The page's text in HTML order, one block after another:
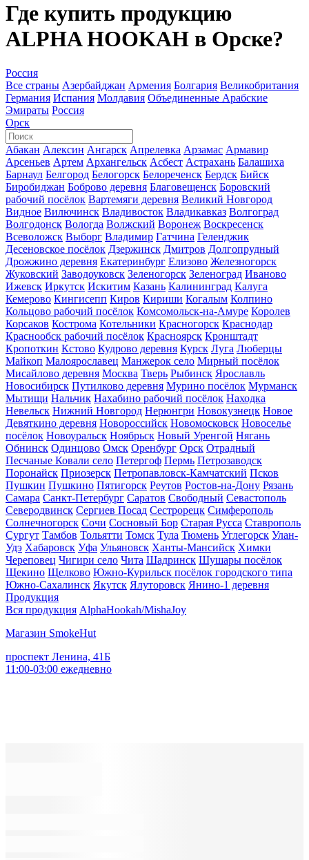
Где купить продукцию
ALPHA HOOKAH в Орске?
Россия
Все страны Азербайджан Армения Болгария Великобритания
Германия Испания Молдавия Объединенные Арабские
Эмираты Россия
Орск
Абакан Алексин Ангарск Апрелевка Арзамас Армавир
Арсеньев Артем Архангельск Асбест Астрахань Балашиха
Барнаул Белгород Белогорск Белореченск Бердск Бийск
Биробиджан Боброво деревня Благовещенск Боровский
рабочий посёлок Вартемяги деревня Великий Новгород
Видное Вилючинск Владивосток Владикавказ Волгоград
Волгодонск Вологда Волжский Воронеж Воскресенск
Всеволожск Выборг Владимир Гатчина Геленджик
Десеновское посёлок Дзержинск Дмитров Долгопрудный
Дрожжино деревня Екатеринбург Елизово Железногорск
Жуковский Заводоуковск Зеленогорск Зеленоград Иваново
Ижевск Иркутск Искитим Казань Калининград Калуга
Кемерово Кингисепп Киров Кириши Когалым Колпино
Кольцово рабочий посёлок Комсомольск-на-Амуре Королев
Корсаков Кострома Котельники Красногорск Краснодар
Краснообск рабочий посёлок Красноярск Кронштадт
Кропоткин Кстово Кудрово деревня Курск Луга Люберцы
Майкоп Малоярославец Манжерок село Мирный посёлок
Мисайлово деревня Москва Тверь Рыбинск Ярославль
Новосибирск Путилково деревня Мурино посёлок Мурманск
Мытищи Нальчик Нахабино рабочий посёлок Находка
Невельск Нижний Новгород Нерюнгри Новокузнецк Новое
Девяткино деревня Новороссийск Новомосковск Новоселье
посёлок Новоуральск Ноябрьск Новый Уренгой Нягань
Обнинск Одинцово Омск Оренбург Орск Отрадный
Песчаные Ковали село Петергоф Пермь Петрозаводск
Поронайск Приозерск Петропавловск-Камчатский Псков
Пушкин Пушкино Пятигорск Реутов Ростов-на-Дону Рязань
Самара Санкт-Петербург Саратов Свободный Севастополь
Северодвинск Сергиев Посад Сестрорецк Симферополь
Солнечногорск Сочи Сосновый Бор Старая Русса Ставрополь
Сургут Тамбов Тольятти Томск Тула Тюмень Углегорск Улан-
Удэ Хабаровск Уфа Ульяновск Ханты-Мансийск Химки
Череповец Чигири село Чита Шадринск Шушары посёлок
Щекино Щелково Южно-Курильск посёлок городского типа
Южно-Сахалинск Якутск Ялуторовск Янино-1 деревня
Продукция
Вся продукция AlphaHookah/MishaJoy
Магазин SmokeHut
проспект Ленина, 41Б
11:00-03:00 ежедневно